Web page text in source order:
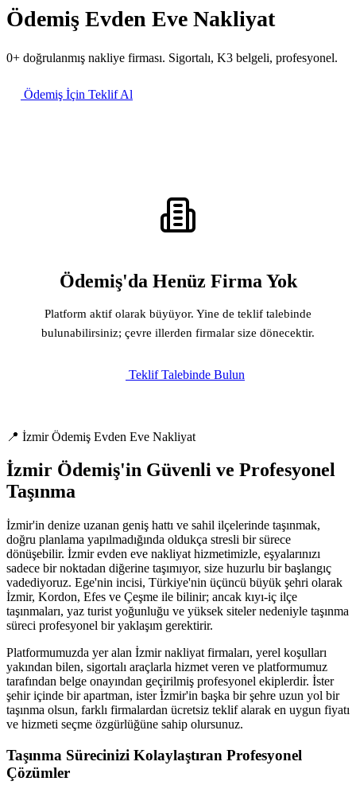
Ödemiş Evden Eve Nakliyat
0+ doğrulanmış nakliye firması. Sigortalı, K3 belgeli, profesyonel.
Ödemiş İçin Teklif Al
Ödemiş'da Henüz Firma Yok
Platform aktif olarak büyüyor. Yine de teklif talebinde
bulunabilirsiniz; çevre illerden firmalar size dönecektir.
Teklif Talebinde Bulun
📍 İzmir Ödemiş Evden Eve Nakliyat
İzmir Ödemiş'in Güvenli ve Profesyonel
Taşınma
İzmir'in denize uzanan geniş hattı ve sahil ilçelerinde taşınmak,
doğru planlama yapılmadığında oldukça stresli bir sürece
dönüşebilir. İzmir evden eve nakliyat hizmetimizle, eşyalarınızı
sadece bir noktadan diğerine taşımıyor, size huzurlu bir başlangıç
vadediyoruz. Ege'nin incisi, Türkiye'nin üçüncü büyük şehri olarak
İzmir, Kordon, Efes ve Çeşme ile bilinir; ancak kıyı-iç ilçe
taşınmaları, yaz turist yoğunluğu ve yüksek siteler nedeniyle taşınma
süreci profesyonel bir yaklaşım gerektirir.
Platformumuzda yer alan İzmir nakliyat firmaları, yerel koşulları
yakından bilen, sigortalı araçlarla hizmet veren ve platformumuz
tarafından belge onayından geçirilmiş profesyonel ekiplerdir. İster
şehir içinde bir apartman, ister İzmir'in başka bir şehre uzun yol bir
taşınma olsun, farklı firmalardan ücretsiz teklif alarak en uygun fiyatı
ve hizmeti seçme özgürlüğüne sahip olursunuz.
Taşınma Sürecinizi Kolaylaştıran Profesyonel
Çözümler